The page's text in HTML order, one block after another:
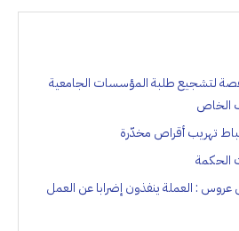
لتشجيع طلبة المؤسسات الجامعية
الخاص
تهريب أقراص مخدّرة
الحكمة
: العملة ينفذون إضرابا عن العمل